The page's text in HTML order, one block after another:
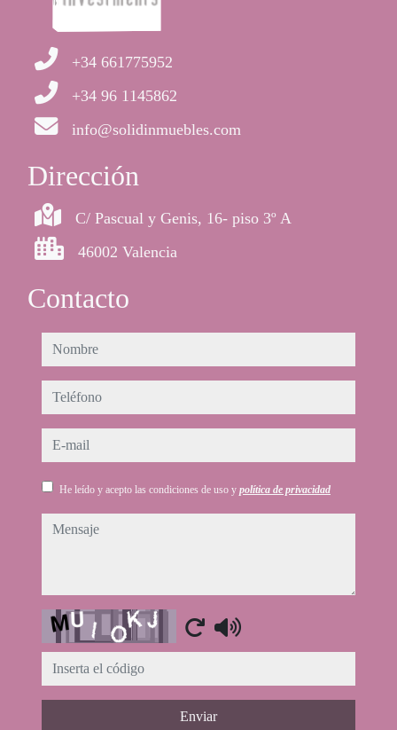
+34 661775952
+34 96 1145862
info@solidinmuebles.com
Dirección
C/ Pascual y Genis, 16- piso 3º A
46002 Valencia
Contacto
nombre
teléfono
e-mail
He leído y acepto las condiciones de uso y política de privacidad
mensaje
Captcha
Enviar